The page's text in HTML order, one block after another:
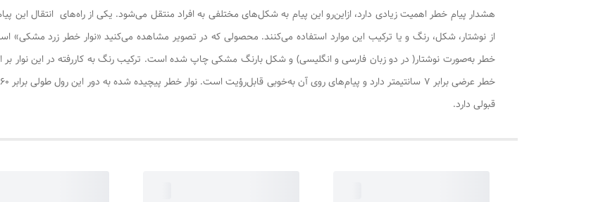
هشدار پیام خطر اهمیت زیادی دارد، ازاین‌رو این پیام به شکل‌های مختلفی به افراد منتقل می‌شود. یکی از راه‌های انتقال این
از نوشتار، شکل، رنگ و یا ترکیب این موارد استفاده می‌کنند. محصولی که در تصویر مشاهده می‌کنید «نوار خطر زرد مشکی»
قبولی دارد.